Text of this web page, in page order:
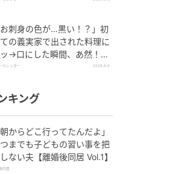
お刺身の色が…黒い！？」初
の義実家で出された料理に
→口にした瞬間、あ然！刺
正体は
カレンダー 2026.8.6
キング
朝からどこ行ってたんだよ」
までも子どもの習い事を把
ない夫【離婚後同居 Vol.1】
同居